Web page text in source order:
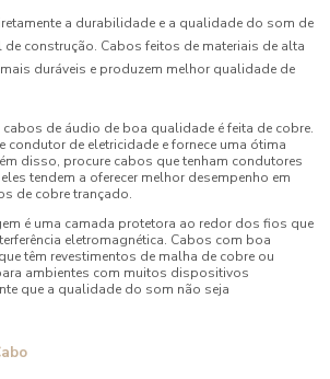
a durabilidade e a qualidade do som de
de construção. Cabos feitos de materiais de alta
duráveis e produzem melhor qualidade de
de áudio de boa qualidade é feita de cobre.
condutor de eletricidade e fornece uma ótima
disso, procure cabos que tenham condutores
tendem a oferecer melhor desempenho em
de cobre trançado.
é uma camada protetora ao redor dos fios que
eletromagnética. Cabos com boa
têm revestimentos de malha de cobre ou
ambientes com muitos dispositivos
que a qualidade do som não seja